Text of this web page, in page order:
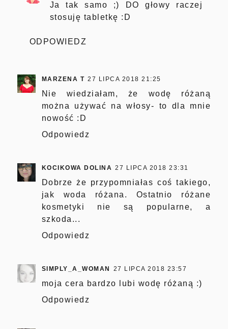
Ja tak samo ;) DO głowy raczej
stosuję tabletkę :D
ODPOWIEDZ
MARZENA T 27 LIPCA 2018 21:25
Nie wiedziałam, że wodę różaną
można używać na włosy- to dla mnie
nowość :D
Odpowiedz
KOCIKOWA DOLINA 27 LIPCA 2018 23:31
Dobrze że przypomniałas coś takiego,
jak woda różana. Ostatnio różane
kosmetyki nie są popularne, a
szkoda...
Odpowiedz
SIMPLY_A_WOMAN 27 LIPCA 2018 23:57
moja cera bardzo lubi wodę różaną :)
Odpowiedz